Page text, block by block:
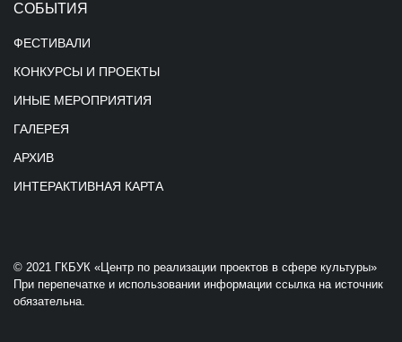
СОБЫТИЯ
ФЕСТИВАЛИ
КОНКУРСЫ И ПРОЕКТЫ
ИНЫЕ МЕРОПРИЯТИЯ
ГАЛЕРЕЯ
АРХИВ
ИНТЕРАКТИВНАЯ КАРТА
© 2021 ГКБУК «Центр по реализации проектов в сфере культуры»
При перепечатке и использовании информации ссылка на источник
обязательна.